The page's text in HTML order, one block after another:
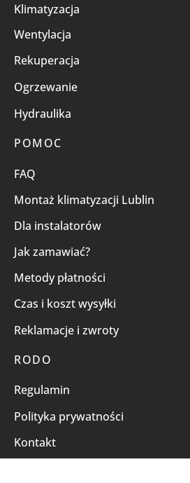
Klimatyzacja
Wentylacja
Rekuperacja
Ogrzewanie
Hydraulika
POMOC
FAQ
Montaż klimatyzacji Lublin
Dla instalatorów
Jak zamawiać?
Metody płatności
Czas i koszt wysyłki
Reklamacje i zwroty
RODO
Regulamin
Polityka prywatności
Kontakt